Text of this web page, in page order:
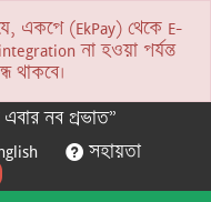
একপে (EkPay) থেকে E-
না হওয়া পর্যন্ত
থাকবে।
নব প্রভাত”
সহায়তা